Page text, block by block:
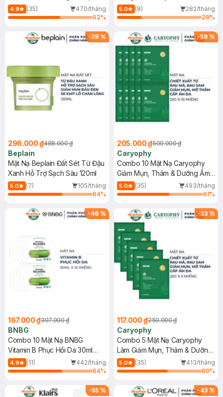
Màng 30ml
4.9 (35)
470/tháng
62%
Thân Cà Phê Đắk Lắk
30ml+200ml
5.0 (8)
282/tháng
29%
-39 %
296.000 ₫488.000 ₫
Beplain
Mặt Nạ Beplain Đất Sét Từ Đậu
Xanh Hỗ Trợ Sạch Sâu 120ml
5.0 (7)
105/tháng
64%
-59 %
205.000 ₫500.000 ₫
Caryophy
Combo 10 Mặt Nạ Caryophy
Giảm Mụn, Thâm & Dưỡng Ẩm
Da 22g
5.0 (35)
493/tháng
61%
-46 %
167.000 ₫307.000 ₫
BNBG
Combo 10 Mặt Nạ BNBG
Vitamin B Phục Hồi Da 30ml
(Mới)
4.9 (11)
442/tháng
64%
-53 %
117.000 ₫250.000 ₫
Caryophy
Combo 5 Mặt Nạ Caryophy
Làm Giảm Mụn, Thâm & Dưỡng
Ẩm Da 22g
5.0 (35)
413/tháng
60%
-55 % -43 %